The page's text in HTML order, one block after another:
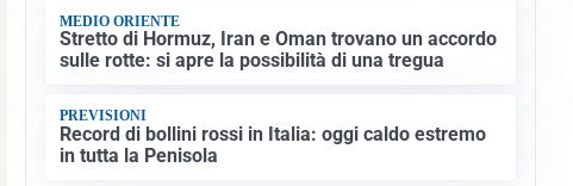
MEDIO ORIENTE
Stretto di Hormuz, Iran e Oman trovano un accordo
sulle rotte: si apre la possibilità di una tregua
PREVISIONI
Record di bollini rossi in Italia: oggi caldo estremo
in tutta la Penisola